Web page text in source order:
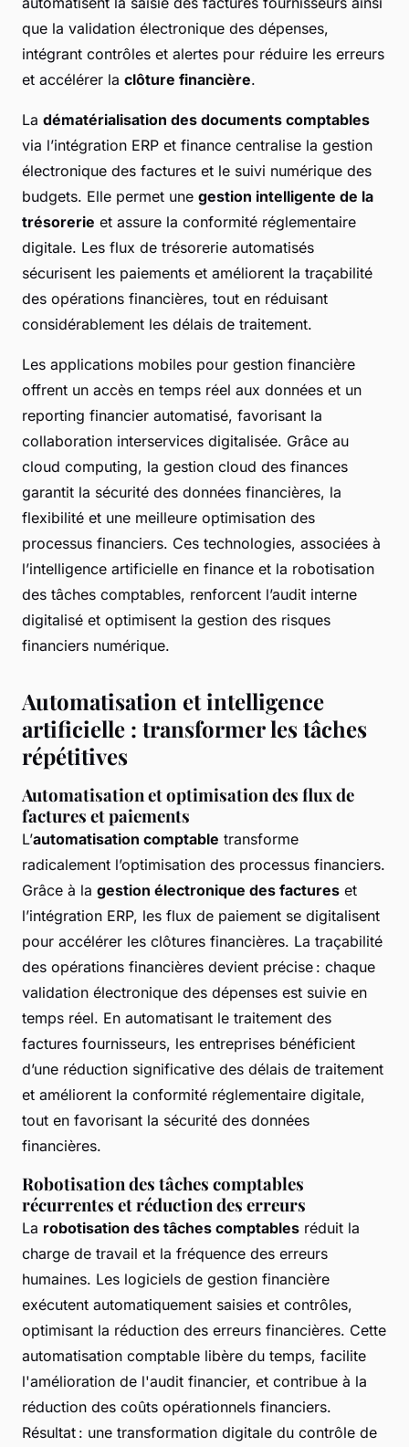
que la validation électronique des dépenses,
intégrant contrôles et alertes pour réduire les erreurs
et accélérer la clôture financière.
La dématérialisation des documents comptables
via l’intégration ERP et finance centralise la gestion
électronique des factures et le suivi numérique des
budgets. Elle permet une gestion intelligente de la
trésorerie et assure la conformité réglementaire
digitale. Les flux de trésorerie automatisés
sécurisent les paiements et améliorent la traçabilité
des opérations financières, tout en réduisant
considérablement les délais de traitement.
Les applications mobiles pour gestion financière
offrent un accès en temps réel aux données et un
reporting financier automatisé, favorisant la
collaboration interservices digitalisée. Grâce au
cloud computing, la gestion cloud des finances
garantit la sécurité des données financières, la
flexibilité et une meilleure optimisation des
processus financiers. Ces technologies, associées à
l’intelligence artificielle en finance et la robotisation
des tâches comptables, renforcent l’audit interne
digitalisé et optimisent la gestion des risques
financiers numérique.
Automatisation et intelligence
artificielle : transformer les tâches
répétitives
Automatisation et optimisation des flux de
factures et paiements
L’automatisation comptable transforme
radicalement l’optimisation des processus financiers.
Grâce à la gestion électronique des factures et
l’intégration ERP, les flux de paiement se digitalisent
pour accélérer les clôtures financières. La traçabilité
des opérations financières devient précise : chaque
validation électronique des dépenses est suivie en
temps réel. En automatisant le traitement des
factures fournisseurs, les entreprises bénéficient
d’une réduction significative des délais de traitement
et améliorent la conformité réglementaire digitale,
tout en favorisant la sécurité des données
financières.
Robotisation des tâches comptables
récurrentes et réduction des erreurs
La robotisation des tâches comptables réduit la
charge de travail et la fréquence des erreurs
humaines. Les logiciels de gestion financière
exécutent automatiquement saisies et contrôles,
optimisant la réduction des erreurs financières. Cette
automatisation comptable libère du temps, facilite
l'amélioration de l'audit financier, et contribue à la
réduction des coûts opérationnels financiers.
Résultat : une transformation digitale du contrôle de